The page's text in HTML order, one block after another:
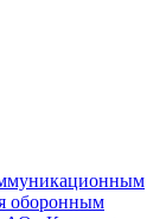
оборонным